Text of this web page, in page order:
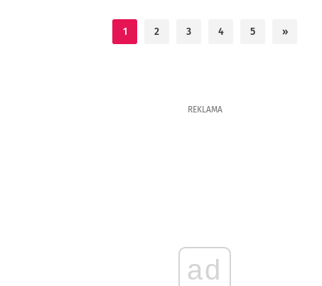
1 2 3 4 5 »
REKLAMA
ad